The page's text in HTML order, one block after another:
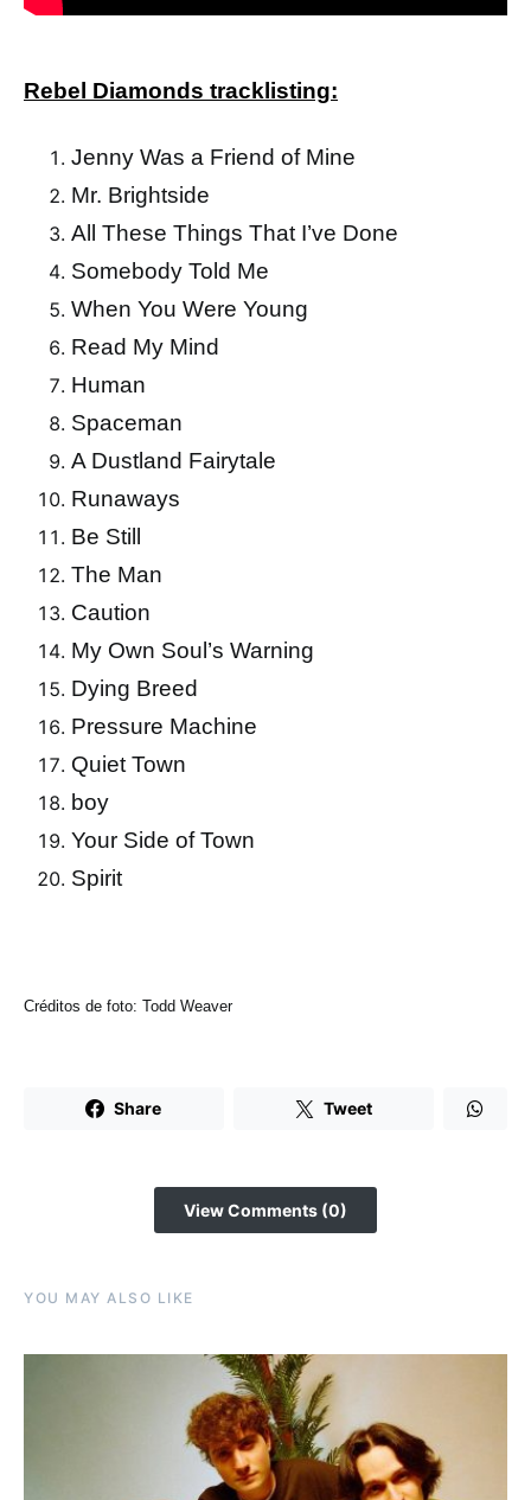
Rebel Diamonds tracklisting:
Jenny Was a Friend of Mine
Mr. Brightside
All These Things That I’ve Done
Somebody Told Me
When You Were Young
Read My Mind
Human
Spaceman
A Dustland Fairytale
Runaways
Be Still
The Man
Caution
My Own Soul’s Warning
Dying Breed
Pressure Machine
Quiet Town
boy
Your Side of Town
Spirit
Créditos de foto: Todd Weaver
Share Tweet
View Comments (0)
YOU MAY ALSO LIKE